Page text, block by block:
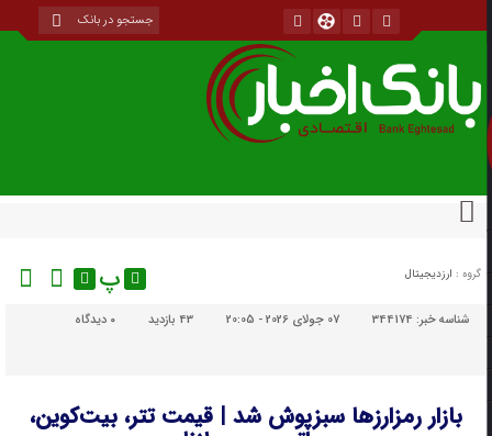
گروه : ارزدیجیتال پ
شناسه خبر:344174 07 جولای 2026 - 20:05 43 بازدید دیدگاه
بازار رمزارزها سبزپوش شد | قیمت تتر، بیت‌کوین،